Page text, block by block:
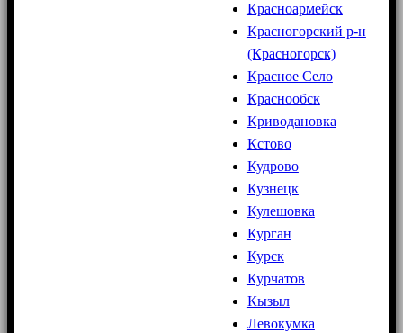
Красноармейск
Красногорский р-н
(Красногорск)
Красное Село
Краснообск
Криводановка
Кстово
Кудрово
Кузнецк
Кулешовка
Курган
Курск
Курчатов
Кызыл
Левокумка